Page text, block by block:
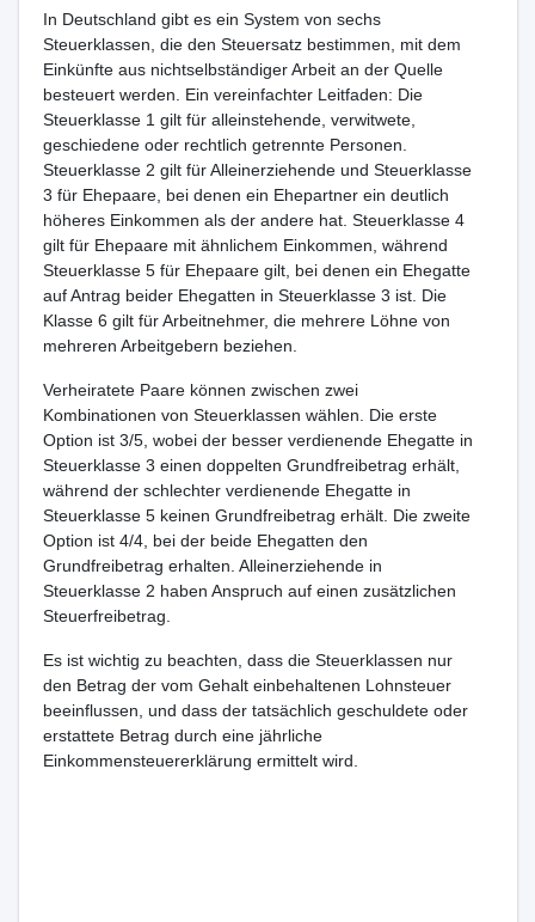
In Deutschland gibt es ein System von sechs
Steuerklassen, die den Steuersatz bestimmen, mit dem
Einkünfte aus nichtselbständiger Arbeit an der Quelle
besteuert werden. Ein vereinfachter Leitfaden: Die
Steuerklasse 1 gilt für alleinstehende, verwitwete,
geschiedene oder rechtlich getrennte Personen.
Steuerklasse 2 gilt für Alleinerziehende und Steuerklasse
3 für Ehepaare, bei denen ein Ehepartner ein deutlich
höheres Einkommen als der andere hat. Steuerklasse 4
gilt für Ehepaare mit ähnlichem Einkommen, während
Steuerklasse 5 für Ehepaare gilt, bei denen ein Ehegatte
auf Antrag beider Ehegatten in Steuerklasse 3 ist. Die
Klasse 6 gilt für Arbeitnehmer, die mehrere Löhne von
mehreren Arbeitgebern beziehen.
Verheiratete Paare können zwischen zwei
Kombinationen von Steuerklassen wählen. Die erste
Option ist 3/5, wobei der besser verdienende Ehegatte in
Steuerklasse 3 einen doppelten Grundfreibetrag erhält,
während der schlechter verdienende Ehegatte in
Steuerklasse 5 keinen Grundfreibetrag erhält. Die zweite
Option ist 4/4, bei der beide Ehegatten den
Grundfreibetrag erhalten. Alleinerziehende in
Steuerklasse 2 haben Anspruch auf einen zusätzlichen
Steuerfreibetrag.
Es ist wichtig zu beachten, dass die Steuerklassen nur
den Betrag der vom Gehalt einbehaltenen Lohnsteuer
beeinflussen, und dass der tatsächlich geschuldete oder
erstattete Betrag durch eine jährliche
Einkommensteuererklärung ermittelt wird.